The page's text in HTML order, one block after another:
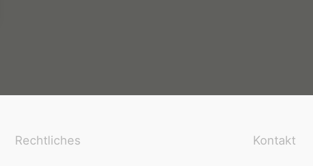
Rechtliches Kontakt